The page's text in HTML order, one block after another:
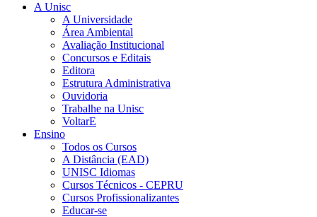
A Unisc
A Universidade
Área Ambiental
Avaliação Institucional
Concursos e Editais
Editora
Estrutura Administrativa
Ouvidoria
Trabalhe na Unisc
VoltarE
Ensino
Todos os Cursos
A Distância (EAD)
UNISC Idiomas
Cursos Técnicos - CEPRU
Cursos Profissionalizantes
Educar-se